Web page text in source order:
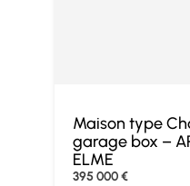
Maison type
garage box –
ELME
395 000 €